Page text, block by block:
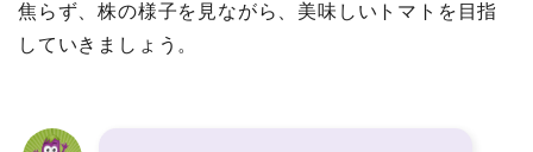
焦らず、株の様子を見ながら、美味しいトマトを目指
していきましょう。